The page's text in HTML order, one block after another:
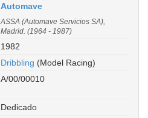
Automave
ASSA (Automave Servicios SA),
Madrid. (1964 - 1987)
1982
Dribbling (Model Racing)
A/00/00010
Dedicado